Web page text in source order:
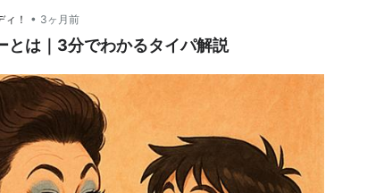
型ゲーム機で初めて、ストラップを取り付けられるよう
円（税別）だったが、1999年5月14日に6,800円（税
！ • 3ヶ月前
とは｜3分でわかるタイパ解説